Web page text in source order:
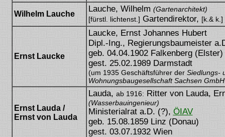
Wilhelm Lauche
Lauche, Wilhelm (Gartenarchitekt)
[fürstl. lichtenst.] Gartendirektor, [k.& k.]
Ernst Laucke
Laucke, Ernst Johannes Hubert
Dipl.-Ing., Regierungsbaumeister
geb. 04.04.1902 Falkenberg (Elster)
gest. 25.02.1989 Darmstadt
(um 1935 Geschäftsführer der Siedlungs-
Wohnungsbaugesellschaft Sachsen GmbH
Ernst Lauda /
Ernst von Lauda
Lauda,ab 1916: Ritter von Lauda,
(Wasserbauingenieur)
Ministerialrat a.D. (?), ÖIAV
geb. 15.08.1859 Linz (Donau)
gest. 03.07.1932 Wien